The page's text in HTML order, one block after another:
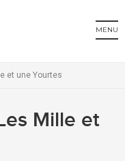
MENU
et une Yourtes
Mille et